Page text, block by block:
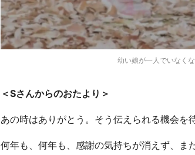
幼い娘が一人でいなく
＜Sさんからのおたより＞
あの時はありがとう。そう伝えられる機会を
何年も、何年も、感謝の気持ちが消えず、ま